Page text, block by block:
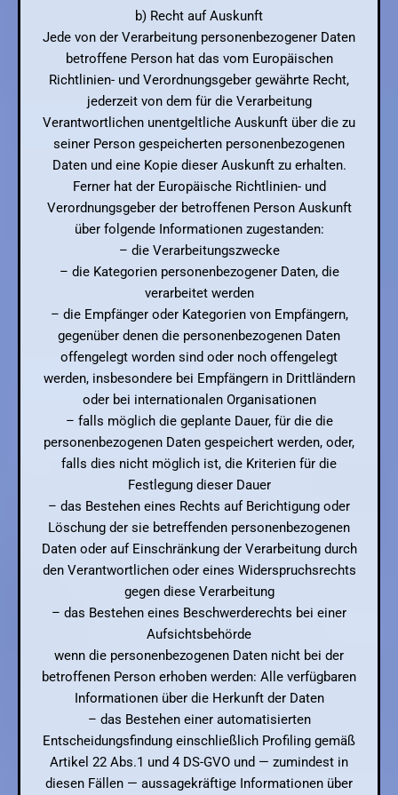
b) Recht auf Auskunft
Jede von der Verarbeitung personenbezogener Daten
betroffene Person hat das vom Europäischen
Richtlinien- und Verordnungsgeber gewährte Recht,
jederzeit von dem für die Verarbeitung
Verantwortlichen unentgeltliche Auskunft über die zu
seiner Person gespeicherten personenbezogenen
Daten und eine Kopie dieser Auskunft zu erhalten.
Ferner hat der Europäische Richtlinien- und
Verordnungsgeber der betroffenen Person Auskunft
über folgende Informationen zugestanden:
– die Verarbeitungszwecke
– die Kategorien personenbezogener Daten, die
verarbeitet werden
– die Empfänger oder Kategorien von Empfängern,
gegenüber denen die personenbezogenen Daten
offengelegt worden sind oder noch offengelegt
werden, insbesondere bei Empfängern in Drittländern
oder bei internationalen Organisationen
– falls möglich die geplante Dauer, für die die
personenbezogenen Daten gespeichert werden, oder,
falls dies nicht möglich ist, die Kriterien für die
Festlegung dieser Dauer
– das Bestehen eines Rechts auf Berichtigung oder
Löschung der sie betreffenden personenbezogenen
Daten oder auf Einschränkung der Verarbeitung durch
den Verantwortlichen oder eines Widerspruchsrechts
gegen diese Verarbeitung
– das Bestehen eines Beschwerderechts bei einer
Aufsichtsbehörde
wenn die personenbezogenen Daten nicht bei der
betroffenen Person erhoben werden: Alle verfügbaren
Informationen über die Herkunft der Daten
– das Bestehen einer automatisierten
Entscheidungsfindung einschließlich Profiling gemäß
Artikel 22 Abs.1 und 4 DS-GVO und — zumindest in
diesen Fällen — aussagekräftige Informationen über